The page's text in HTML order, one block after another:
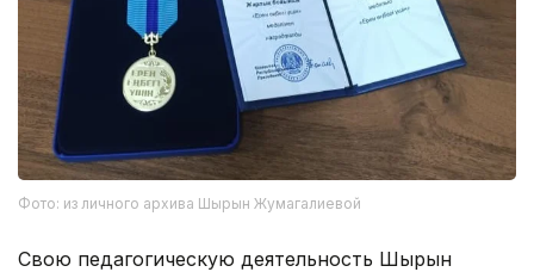
Фото: из личного архива Шырын Жумагалиевой
Свою педагогическую деятельность Шырын